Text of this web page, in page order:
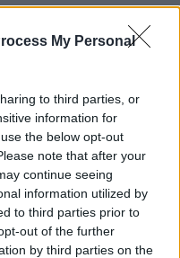
My Personal
to third parties, or
information for
the below opt-out
note that after your
continue seeing
information utilized by
to third parties prior to
out of the further
by third parties on the